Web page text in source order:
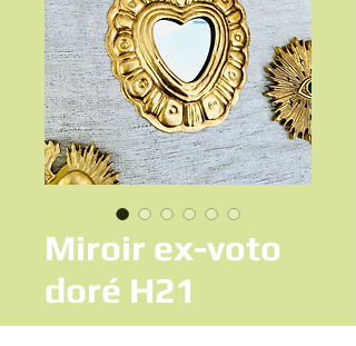
Miroir ex-voto
doré H21
Prix